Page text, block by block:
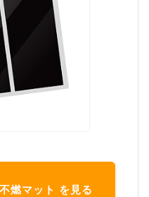
燃マット を見る